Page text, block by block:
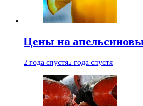
Цены на
2 года спустя2 года спустя